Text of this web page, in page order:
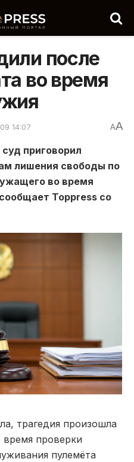
после
во время
14:07 AA
приговорил
лишения свободы по
во время
Toppress со
трагедия произошла
время проверки
пулемёта